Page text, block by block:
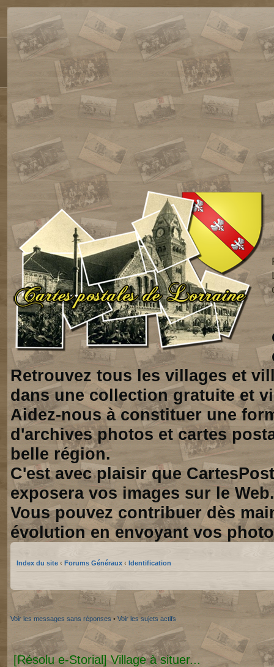
Retrouvez tous les villages et
dans une collection gratuite et
Aidez-nous à constituer une
d'archives photos et cartes
belle région.
C'est avec plaisir que
exposera vos images sur le Web.
Vous pouvez contribuer dès
évolution en envoyant vos
Index du site ‹ Forums Généraux ‹ Identification
Voir les messages sans réponses • Voir les sujets actifs
[Résolu e-Storial] Village à situer...